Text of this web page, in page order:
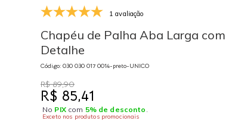
1 avaliação
Chapéu de Palha Aba Larga com
Detalhe
Código: 030 030 017 0014-preto-UNICO
R$ 89,90
R$ 85,41
No PIXcom 5% de desconto .
Exceto nos produtos promocionais